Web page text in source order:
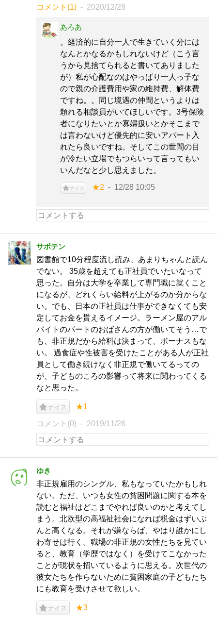
コメント(1) 2020/12/28
あろあ
。経済的に自分一人で生きていく分には
なんとかなるかもしれないけど（こう言
うから見捨てられると書いてありました
が）私が心配なのはやっぱり一人っ子な
ので親の介護費用や家の維持費、解体費
ですね。。同じ境遇の仲間というよりは
頼れる相談員がいてほしいです。3号保険
者になりたいとか寡婦扱いとかそこまで
は言わないけど優先的に安いアパート入
れたら良いですね。そしてこの世間の目
が冷たい立場でもつらいって言ってもい
いんだなと少し思えました。
ナイス ★2 12/28 10:05
サボテン
図書館で10分程度流し読み、あまりちゃんと読ん
でない。 35歳を超えても正社員でいたいなって
思った。自分は大学を卒業して専門職に就くこと
になるが、どれくらい給料が上がるのか分からな
い。でも、日本の正社員は仕事ができなくても安
定してお金を貰えるイメージ。ラーメン屋のアル
バイトのパートのおばさんの方が働いてそう…で
も、非正規だから給料は決まって、ボーナスもな
い。 過食症や性被害を受けたことがある人が正社
員として働き続けなく非正規で働いてるっての
が、子どものころの影響って将来に関わってくる
なと思った。
ナイス ★1
コメント(0) 2019/11/26
ゆき
非正規雇用のシングル、私もなっていたかもしれ
ない。ただ、いつも女性の貧困問題に関する本を
読むと福祉はどこまでやれば良いのかと考えてし
まう。北欧型の高福祉社会になれば税金はずいぶ
んと高くなる。それが嫌ならば、やはり誰かにし
わ寄せは行く。職場の非正規の女性たちを見てい
ると、教育（学歴ではなく）を受けてこなかった
ことが現状を招いているように思える。次世代の
彼女たちを作らないために貧困家庭の子どもたち
にも教育を受けさせて欲しい。
ナイス ★3